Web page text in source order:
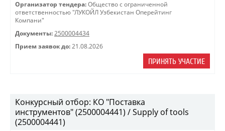
Организатор тендера: Общество с ограниченной
ответственностью "ЛУКОЙЛ Узбекистан Оперейтинг
Компани"
Документы: 2500004434
Прием заявок до: 21.08.2026
ПРИНЯТЬ УЧАСТИЕ
Конкурсный отбор: КО "Поставка
инструментов" (2500004441) / Supply of tools
(2500004441)